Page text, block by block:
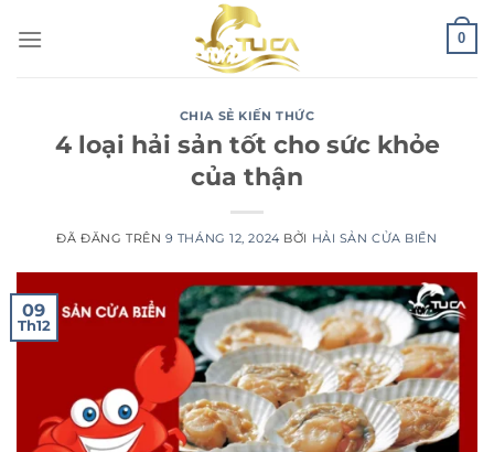
đến
0
CHIA SẺ KIẾN THỨC
4 loại hải sản tốt cho sức khỏe
của thận
ĐÃ ĐĂNG TRÊN 9 THÁNG 12, 2024 BỞI HẢI SẢN CỬA BIỂN
09
Th12